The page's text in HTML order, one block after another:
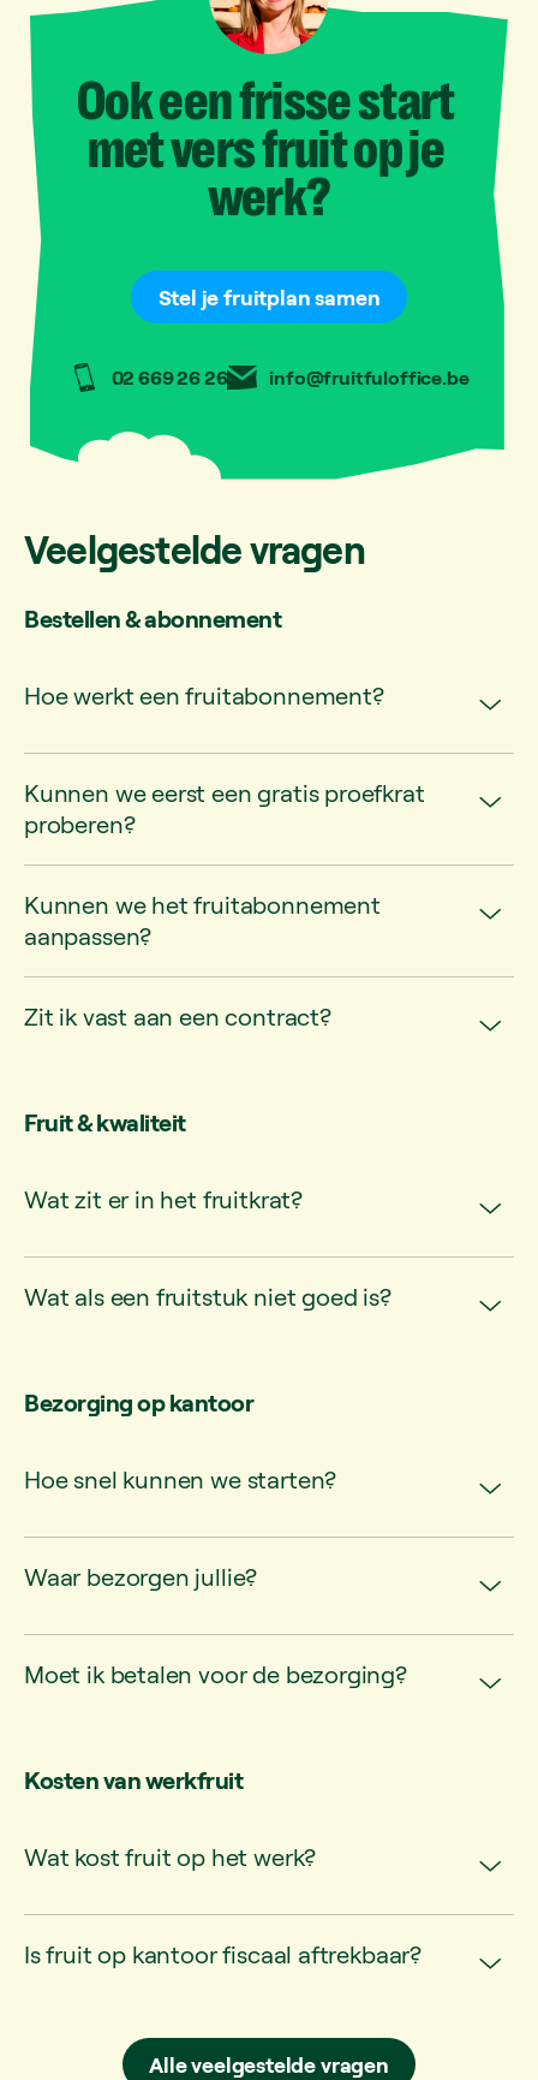
Ookeenfrissestart
metversfruitopje
werk?
Stel je fruitplan samen
02 669 26 26 info@fruitfuloffice.be
Veelgestelde vragen
Bestellen & abonnement
Hoe werkt een fruitabonnement?
Kunnen we eerst een gratis proefkrat
proberen?
Kunnen we het fruitabonnement
aanpassen?
Zit ik vast aan een contract?
Fruit & kwaliteit
Wat zit er in het fruitkrat?
Wat als een fruitstuk niet goed is?
Bezorging op kantoor
Hoe snel kunnen we starten?
Waar bezorgen jullie?
Moet ik betalen voor de bezorging?
Kosten van werkfruit
Wat kost fruit op het werk?
Is fruit op kantoor fiscaal aftrekbaar?
Alle veelgestelde vragen